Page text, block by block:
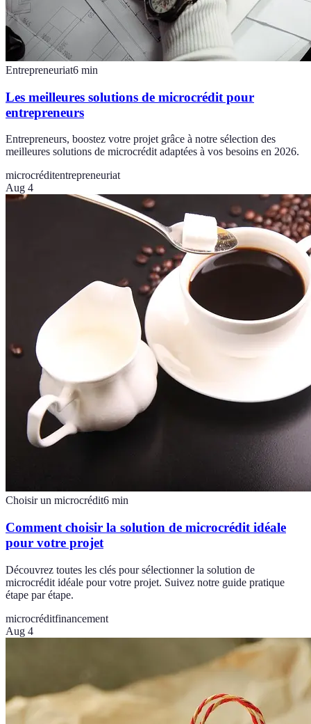
Entrepreneuriat6 min
Les meilleures solutions de microcrédit pour
entrepreneurs
Entrepreneurs, boostez votre projet grâce à notre sélection des
meilleures solutions de microcrédit adaptées à vos besoins en 2026.
microcréditentrepreneuriat
Aug 4
Choisir un microcrédit6 min
Comment choisir la solution de microcrédit idéale
pour votre projet
Découvrez toutes les clés pour sélectionner la solution de
microcrédit idéale pour votre projet. Suivez notre guide pratique
étape par étape.
microcréditfinancement
Aug 4